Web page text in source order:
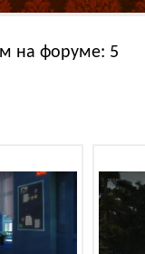
на форуме: 5